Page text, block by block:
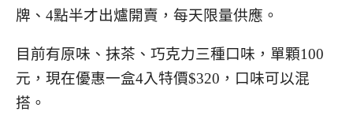
牌、4點半才出爐開賣，每天限量供應。
目前有原味、抹茶、巧克力三種口味，單顆100
元，現在優惠一盒4入特價$320，口味可以混
搭。